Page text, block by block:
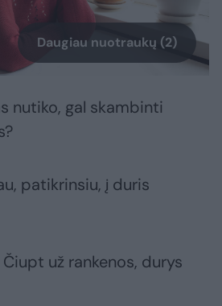
Daugiau nuotraukų (2)
nutiko, gal skambinti
patikrinsiu, į duris
už rankenos, durys